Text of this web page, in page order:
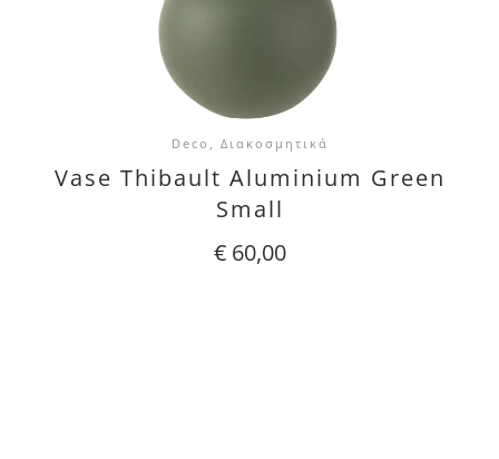
Deco, Διακοσμητικά
Vase Thibault Aluminium Green
Small
€60,00